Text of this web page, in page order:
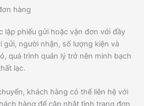
hàng
lập phiếu gửi hoặc vận đơn với đầy
gửi, người nhận, số lượng kiện và
quá trình quản lý trở nên minh bạch
lạc.
khách hàng có thể liên hệ với
hàng để cập nhật tình trạng đơn